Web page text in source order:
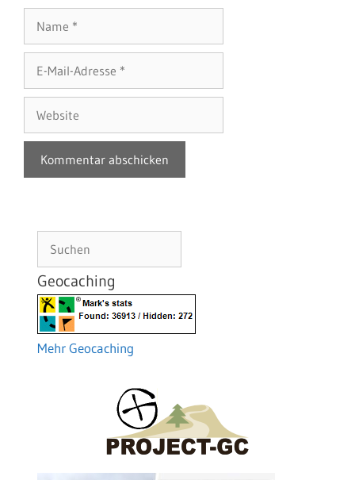
Mail-
Adresse
Geocaching
Mehr Geocaching